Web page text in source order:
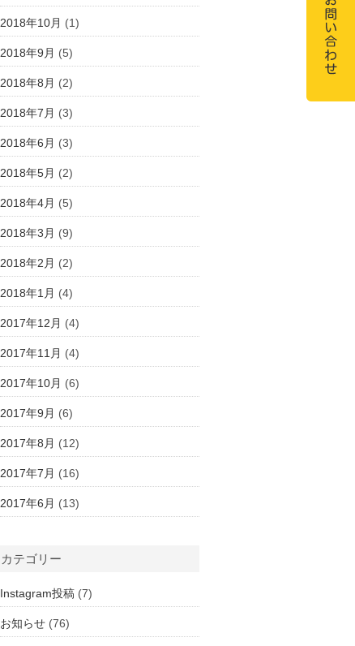
2018年10月 (1)
2018年9月 (5)
2018年8月 (2)
2018年7月 (3)
2018年6月 (3)
2018年5月 (2)
2018年4月 (5)
2018年3月 (9)
2018年2月 (2)
2018年1月 (4)
2017年12月 (4)
2017年11月 (4)
2017年10月 (6)
2017年9月 (6)
2017年8月 (12)
2017年7月 (16)
2017年6月 (13)
カテゴリー
Instagram投稿 (7)
お知らせ (76)